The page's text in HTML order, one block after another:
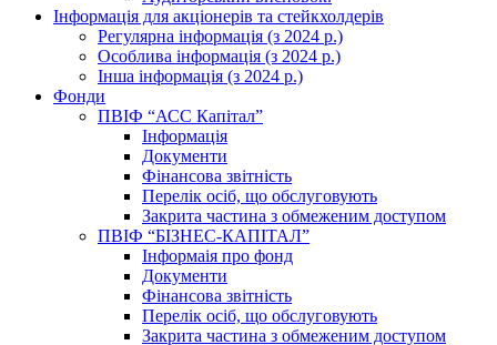
Інформація для акціонерів та стейкхолдерів
Регулярна інформація (з 2024 р.)
Особлива інформація (з 2024 р.)
Інша інформація (з 2024 р.)
Фонди
ПВІФ “АСС Капітал”
Інформація
Документи
Фінансова звітність
Перелік осіб, що обслуговують
Закрита частина з обмеженим доступом
ПВІФ “БІЗНЕС-КАПІТАЛ”
Інформаія про фонд
Документи
Фінансова звітність
Перелік осіб, що обслуговують
Закрита частина з обмеженим доступом